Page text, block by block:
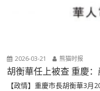
2026-03-21 熊猫时报
胡衡華任上被查 重慶
【政情】重慶市長胡衡華3月